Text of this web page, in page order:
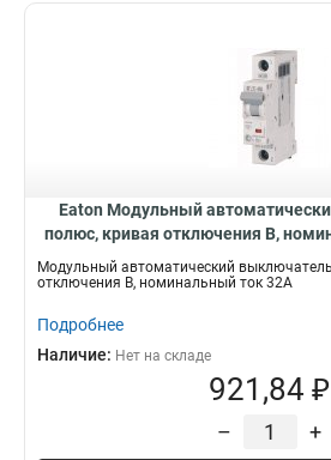
Eaton Модульный
полюс, кривая отключения B,
Модульный автоматический
отключения B, номинальный ток 32А
Подробнее
Наличие: Нет на складе
921,84 ₽
– +